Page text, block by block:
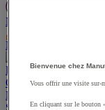
Manutan Expert
Mes devis
Promotions
Offre responsable
Manutan Expert
Suivre une commande
Bienvenue chez
Vous offrir une visite sur-
En cliquant sur le bouton